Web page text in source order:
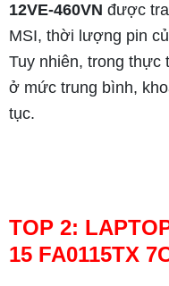
12VE-460VN được
MSI, thời lượng pin
Tuy nhiên, trong
ở mức trung bình,
tục.
TOP 2:
15 FA0115TX